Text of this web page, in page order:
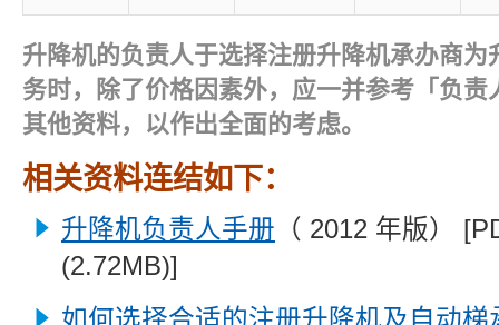
升降机的负责人于选择注册升降机承办商为
务时，除了价格因素外，应一并参考「负责
其他资料，以作出全面的考虑。
相关资料连结如下：
升降机负责人手册 （ 2012 年版）
(2.72MB)]